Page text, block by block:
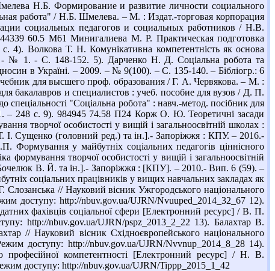
Н.Б. Формирование и развитие личности социального
работа" / Н.Б. Шмелева. – М. : Издат.-торговая корпорация
социальных педагогов и социальных работников / Н.В.
60.5 М61 Минигалиева М. Р. Практическая подготовка
Волкова Т. Н. Комунікативна компетентність як основа
- № 1. - С. 148-152. 5). Дарченко Н. Д. Соціальна робота та
в Україні. – 2009. – № 9(100). – С. 135-140. – Бібліогр.: 6
для высшего проф. образования / Г. А. Червякова. – М. :
бакалавров и специалистов : учеб. пособие для вузов / Д. П.
"Соціальна робота" : навч.-метод. посібник для
– 248 с. 9). 984945 74.58 П24 Корж О. Ю. Теоретичні засади
творчої особистості у вищій і загальноосвітній школах :
І. Сущенко (головний ред.) та ін.].- Запоріжжя : КПУ. – 2016.-
у майбутніх соціальних педагогів ціннісного
творчої особистості у вищій і загальноосвітній
В. Й. та ін.].- Запоріжжя : [КПУ]. – 2010.- Вип. 6 (59). –
соціальних працівників у вищих навчальних закладах як
// Науковий вісник Ужгородського національного
доступу: http://nbuv.gov.ua/UJRN/Nvuuped_2014_32_67 12).
фахівців соціальної сфери [Електронний ресурс] / В. П.
http://nbuv.gov.ua/UJRN/pspz_2013_2_22 13). Балахтар В.
// Науковий вісник Східноєвропейського національного
доступу: http://nbuv.gov.ua/UJRN/Nvvnup_2014_8_28 14).
компетентності [Електронний ресурс] / Н. В.
доступу: http://nbuv.gov.ua/UJRN/Tippp_2015_1_42